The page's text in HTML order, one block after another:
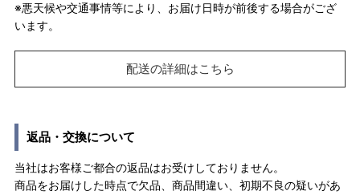
※悪天候や交通事情等により、お届け日時が前後する場合がござ
います。
配送の詳細はこちら
返品・交換について
当社はお客様ご都合の返品はお受けしておりません。
商品をお届けした時点で欠品、商品間違い、初期不良の疑いがあ